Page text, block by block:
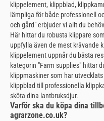
klippelement, klippblad,
lämpliga för både professionell
och gård" erbjuder vi allt du
Här hittar du robusta klippare
uppfylla även de mest krävande
klippelement uppnår du bästa
kategorin "Farm supplies" hittar
klippmaskiner som har
klippblad till professionella
sköta dina lantbruksdjur.
Varför ska du köpa dina
agrarzone.co.uk?